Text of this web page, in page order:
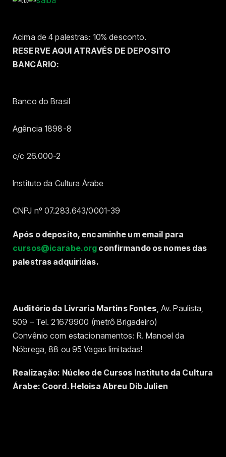
Acima de 4 palestras: 10% desconto.
RESERVE AQUI ATRAVÉS DE DEPOSITO
BANCÁRIO:
Banco do Brasil
Agência 1898-8
c/c 26.000-2
Instituto da Cultura Árabe
CNPJ nº 07.283.643/0001-39
Após o deposito, encaminhe um email para
cursos@icarabe.org confirmando os nomes das
palestras adquiridas.
Auditório da Livraria Martins Fontes , Av. Paulista,
509 – Tel. 21679900 (metrô Brigadeiro)
Convênio com estacionamentos: R. Manoel da
Nóbrega, 88 ou 95 Vagas limitadas!
Realização: Núcleo de Cursos Instituto da Cultura
Árabe: Coord. Heloisa Abreu Dib Julien